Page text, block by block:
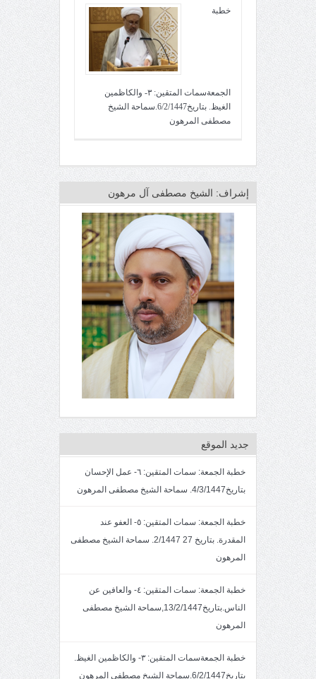
خطبة
الجمعةسمات المتقين: ٣- والكاظمين
الغيظ. بتاريخ6/2/1447.سماحة الشيخ
مصطفى المرهون
إشراف: الشيخ مصطفى آل مرهون
جديد الموقع
خطبة الجمعة: سمات المتقين: ٦- عمل الإحسان
بتاريخ4/3/1447. سماحة الشيخ مصطفى المرهون
خطبة الجمعة: سمات المتقين: ٥- العفو عند
المقدرة. بتاريخ 27 2/1447. سماحة الشيخ مصطفى
المرهون
خطبة الجمعة: سمات المتقين: ٤- والعافين عن
الناس.بتاريخ13/2/1447,سماحة الشيخ مصطفى
المرهون
خطبة الجمعةسمات المتقين: ٣- والكاظمين الغيظ.
بتاريخ6/2/1447.سماحة الشيخ مصطفى المرهون